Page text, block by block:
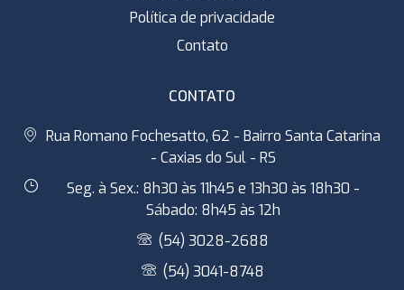
Política de privacidade
Contato
CONTATO
Rua Romano Fochesatto, 62 - Bairro Santa Catarina
- Caxias do Sul - RS
Seg. à Sex.: 8h30 às 11h45 e 13h30 às 18h30 -
Sábado: 8h45 às 12h
(54) 3028-2688
(54) 3041-8748